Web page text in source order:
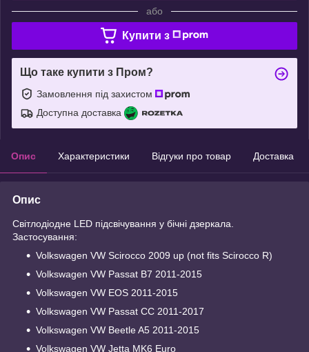
або
Купити з
Що таке купити з Пром?
Замовлення під захистом
Доступна доставка
Опис Характеристики Відгуки про товар Доставка
Опис
Світлодіодне LED підсвічування у бічні дзеркала.
Застосування:
Volkswagen VW Scirocco 2009 up (not fits Scirocco R)
Volkswagen VW Passat B7 2011-2015
Volkswagen VW EOS 2011-2015
Volkswagen VW Passat CC 2011-2017
Volkswagen VW Beetle A5 2011-2015
Volkswagen VW Jetta MK6 Euro